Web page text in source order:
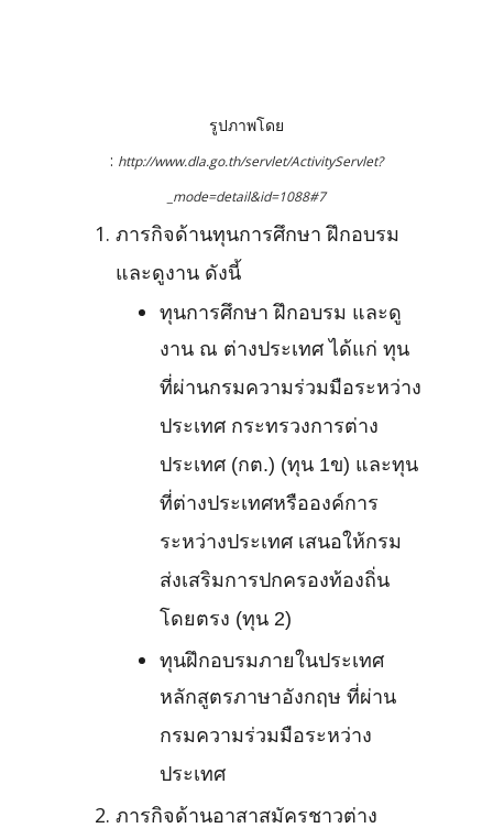
รูปภาพโดย
: http://www.dla.go.th/servlet/ActivityServlet?
_mode=detail&id=1088#7
ภารกิจด้านทุนการศึกษา ฝึกอบรม
และดูงาน ดังนี้
ทุนการศึกษา ฝึกอบรม และดู
งาน ณ ต่างประเทศ ได้แก่ ทุน
ที่ผ่านกรมความร่วมมือระหว่าง
ประเทศ กระทรวงการต่าง
ประเทศ (กต.) (ทุน 1ข) และทุน
ที่ต่างประเทศหรือองค์การ
ระหว่างประเทศ เสนอให้กรม
ส่งเสริมการปกครองท้องถิ่น
โดยตรง (ทุน 2)
ทุนฝึกอบรมภายในประเทศ
หลักสูตรภาษาอังกฤษ ที่ผ่าน
กรมความร่วมมือระหว่าง
ประเทศ
ภารกิจด้านอาสาสมัครชาวต่าง